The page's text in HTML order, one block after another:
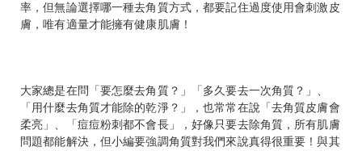
率，但無論選擇哪一種去角質方式，都要記住過度使用會刺激皮
膚，唯有適量才能擁有健康肌膚！
大家總是在問「要怎麼去角質？」「多久要去一次角質？」、
「用什麼去角質才能除的乾淨？」，也常常在說「去角質皮膚會
柔亮」、「痘痘粉刺都不會長」，好像只要去除角質，所有肌膚
問題都能解決，但小編要強調角質對我們來說真得很重要！與其